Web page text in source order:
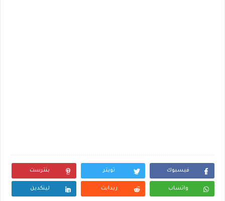
فيسبوك تويتر بنترست
واتساب ريدايت لينكدين